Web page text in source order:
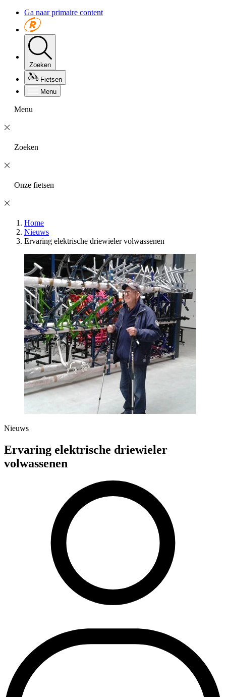
Ga naar primaire content
Zoeken
Fietsen
Menu
Menu
Zoeken
Onze fietsen
Home
Nieuws
Ervaring elektrische driewieler volwassenen
Nieuws
Ervaring elektrische driewieler
volwassenen